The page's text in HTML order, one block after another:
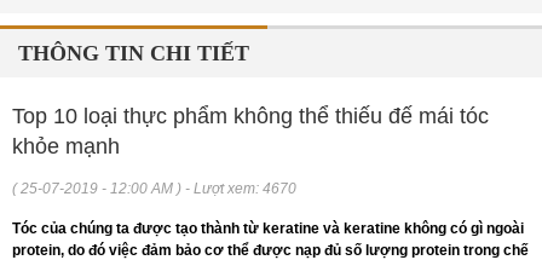
THÔNG TIN CHI TIẾT
Top 10 loại thực phẩm không thể thiếu đế mái tóc
khỏe mạnh
( 25-07-2019 - 12:00 AM ) - Lượt xem: 4670
Tóc của chúng ta được tạo thành từ keratine và keratine không có gì ngoài
protein, do đó việc đảm bảo cơ thể được nạp đủ số lượng protein trong chế